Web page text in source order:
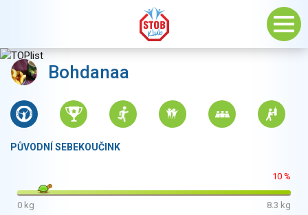
Bohdanaa
PŮVODNÍ SEBEKOUČINK
10 %
0 kg
8.3 kg